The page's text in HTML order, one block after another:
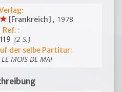
[Frankreich] , 1978
Ref. :
(2 S.)
der selbe Partitur:
LE MOIS DE MAI